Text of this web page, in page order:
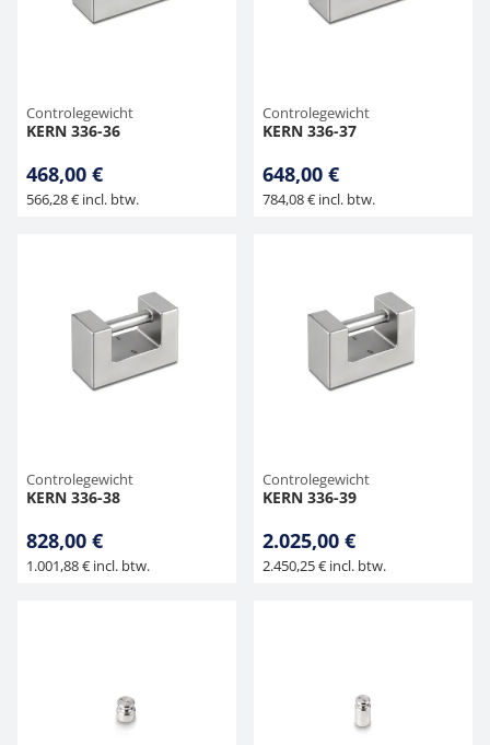
Controlegewicht
KERN 336-36
468,00 €
566,28 € incl. btw.
Controlegewicht
KERN 336-37
648,00 €
784,08 € incl. btw.
Controlegewicht
KERN 336-38
828,00 €
1.001,88 € incl. btw.
Controlegewicht
KERN 336-39
2.025,00 €
2.450,25 € incl. btw.
Accessoires